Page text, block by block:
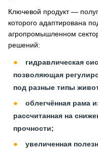
Ключевой продукт —
которого адаптирована
агропромышленном
решений:
гидравлическая
позволяющая
под разные типы
облегчённая рама
рассчитанная на
прочности;
увеличенная